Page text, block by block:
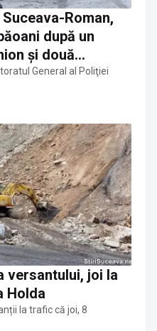
Roman,
după un
și două
General al Poliţiei
versantului, joi la
Holda
la trafic că joi, 8